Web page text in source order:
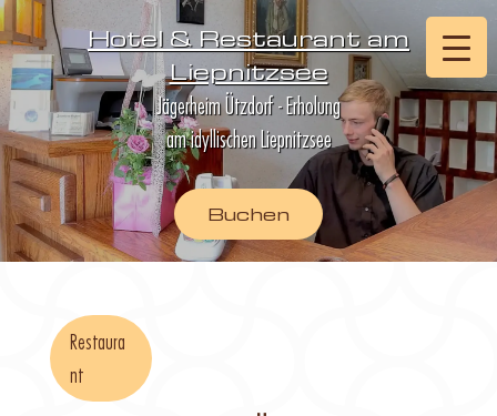
Hotel & Restaurant am
Liepnitzsee
Jägerheim Ützdorf - Erholung
am idyllischen Liepnitzsee
Buchen
Restaura
nt